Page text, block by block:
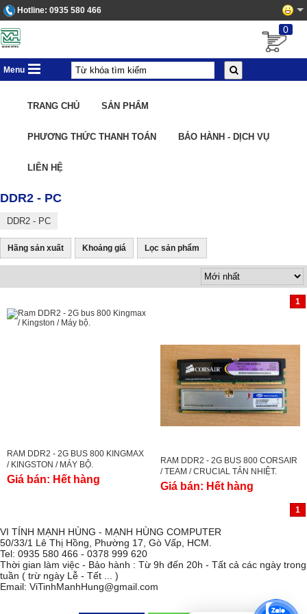
Hotline: 0935 580 466
0
Menu
TRANG CHỦ SẢN PHẨM
PHƯƠNG THỨC THANH TOÁN BẢO HÀNH - DỊCH VỤ
LIÊN HỆ
DDR2 - PC
DDR2 - PC
Hãng sản xuất Khoảng giá Lọc sản phẩm
1
RAM DDR2 - 2G BUS 800 KINGMAX
/ KINGSTON / MÁY BỘ.
Giá bán: Hết hàng
RAM DDR2 - 2G BUS 800 CORSAIR
/ TEAM / CRUCIAL TẢN NHIỆT.
Giá bán: Hết hàng
1
VI TÍNH MẠNH HÙNG - MẠNH HÙNG COMPUTER
50/33/1 Lê Thị Hồng, Phường 17, Gò Vấp, HCM.
Tel: 0935 580 466 - 0378 999 620
Thời gian làm việc - Bảo hành : Từ 9h đến 20h - Tất cả các ngày trong
tuần ( trừ ngày Lễ - Tết ... )
Email: ViTinhManhHung@gmail.com